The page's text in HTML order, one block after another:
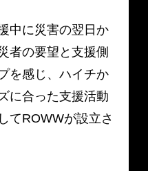
中に災害の翌日か
者の要望と支援側
を感じ、ハイチか
に合った支援活動
てROWWが設立さ